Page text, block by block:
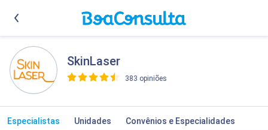
SkinLaser
383 opiniões
Especialistas Unidades Convênios e Especialidades